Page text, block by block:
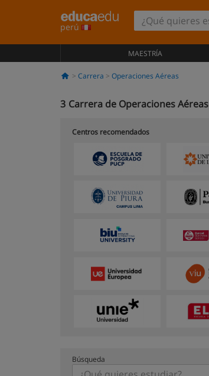
perú
MAESTRÍA
Carrera Operaciones Aéreas
3 Carrera de Operaciones
Centros recomendados
Búsqueda